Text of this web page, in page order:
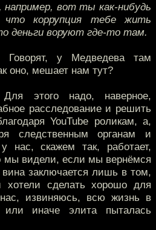
например, вот ты как-нибудь
коррупция тебе жить
деньги воруют где-то там.
Говорят, у Медведева там
оно, мешает нам тут?
Для этого надо, наверное,
расследование и решить
YouTube роликам, а,
следственным органам и
у нас, скажем так, работает,
мы видели, если мы вернёмся
вина заключается лишь в том,
хотели сделать хорошо для
извиняюсь, всю жизнь в
иначе элита пыталась